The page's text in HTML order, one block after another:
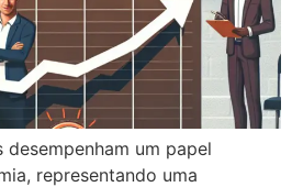
desempenham um papel
representando uma